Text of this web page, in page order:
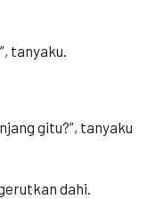
tanyaku.
gitu?”, tanyaku
dahi.